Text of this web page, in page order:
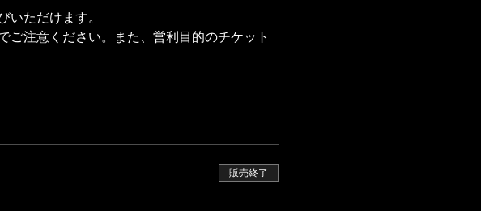
いただけます。
ご注意ください。また、営利目的のチケット
販売終了